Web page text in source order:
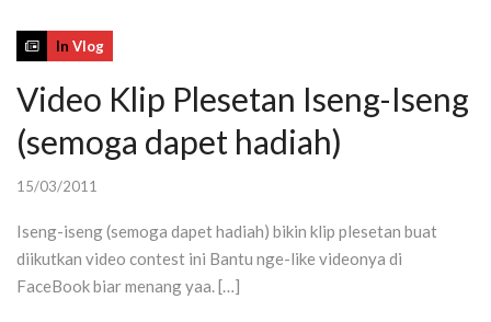
In Vlog
Video Klip Plesetan Iseng-Iseng
(semoga dapet hadiah)
15/03/2011
Iseng-iseng (semoga dapet hadiah) bikin klip plesetan buat
diikutkan video contest ini Bantu nge-like videonya di
FaceBook biar menang yaa. […]